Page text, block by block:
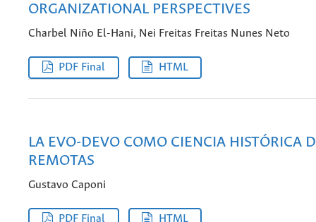
ORGANIZATIONAL PERSPECTIVES
Charbel Niño El-Hani, Nei Freitas Freitas Nunes Neto
PDF Final HTML
LA EVO-DEVO COMO CIENCIA HISTÓRICA
REMOTAS
Gustavo Caponi
PDF Final HTML